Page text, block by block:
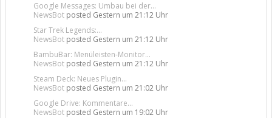
Google Messages: Umbau bei der...
NewsBot posted Gestern um 21:12 Uhr
Star Trek Legends:...
NewsBot posted Gestern um 21:12 Uhr
BambuBar: Menüleisten-Monitor...
NewsBot posted Gestern um 21:12 Uhr
Steam Deck: Neues Plugin...
NewsBot posted Gestern um 21:02 Uhr
Google Drive: Kommentare...
NewsBot posted Gestern um 19:02 Uhr